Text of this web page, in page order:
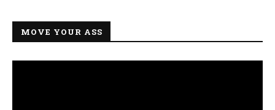
MOVE YOUR ASS